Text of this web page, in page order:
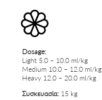
Dosage:
Light 5.0 – 10.0 ml/kg
Medium 10.0 – 12.0 ml/kg
Heavy 12.0 – 20.0 ml/kg
Συσκευασία:15 kg